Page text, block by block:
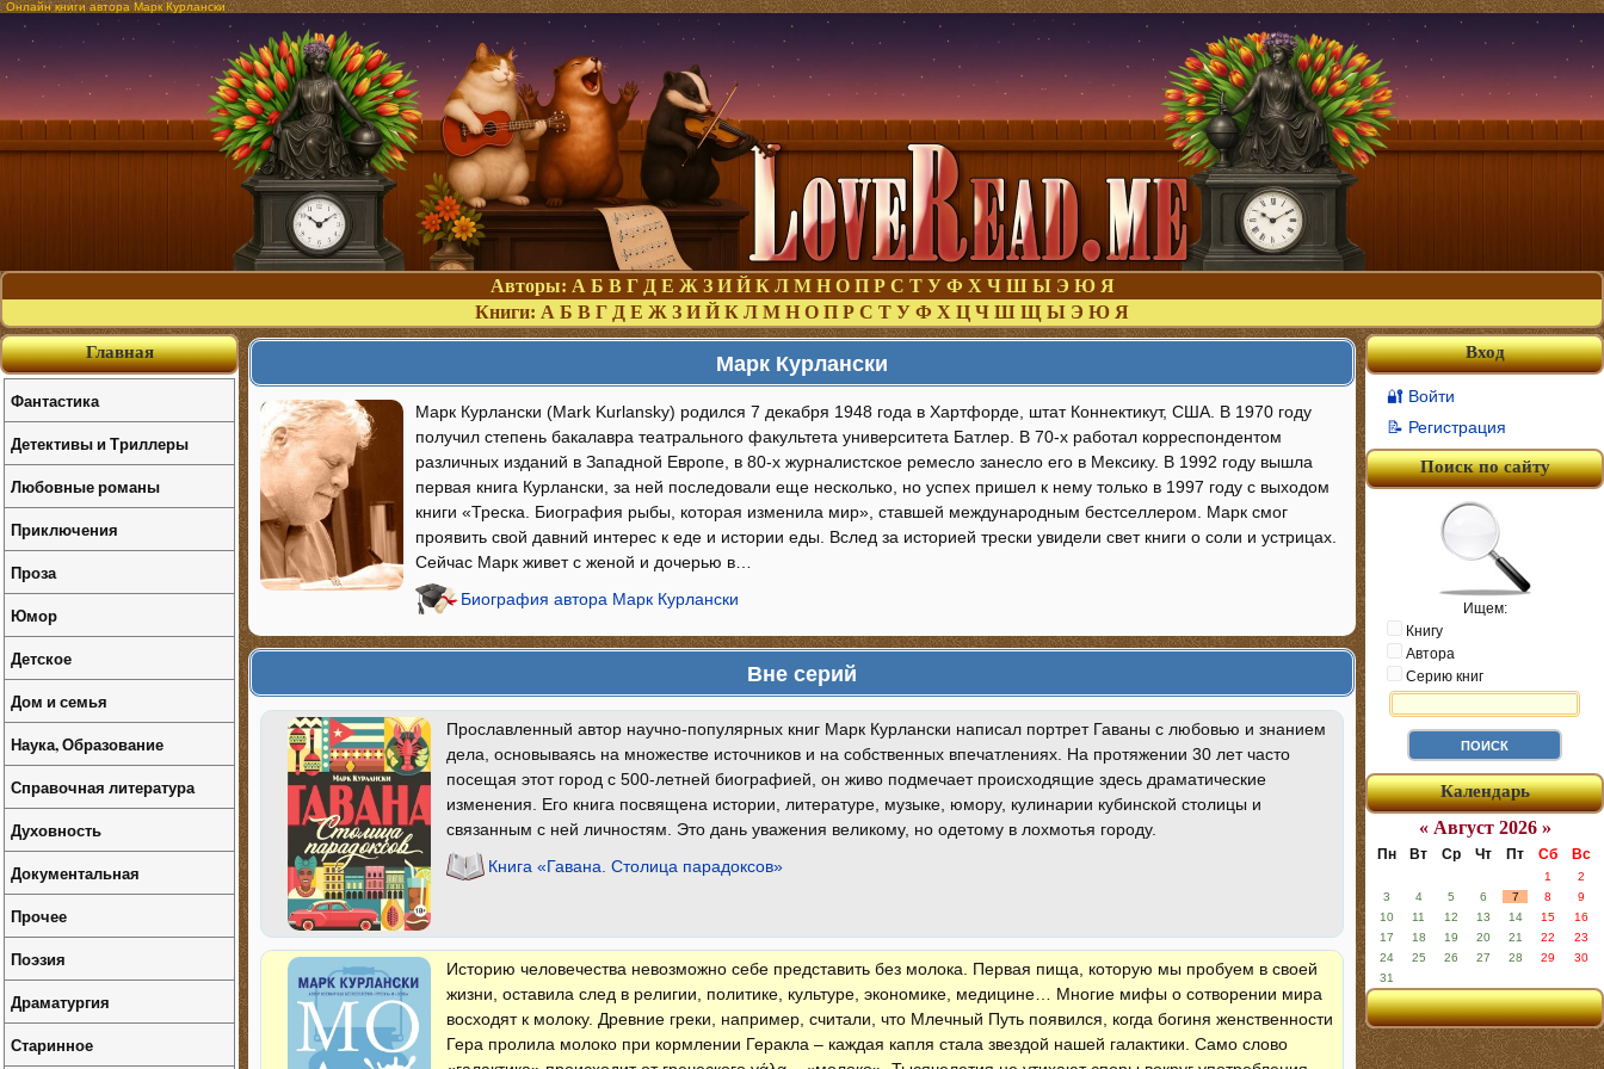
Онлайн книги автора Марк Курлански
Авторы: А Б В Г Д Е Ж З И Й К Л М Н О П Р С Т У Ф Х Ч Ш Ы Э Ю Я
Книги: А Б В Г Д Е Ж З И Й К Л М Н О П Р С Т У Ф Х Ц Ч Ш Щ Ы Э Ю Я
Марк Курлански
Марк Курлански (Mark Kurlansky) родился 7 декабря 1948 года в Хартфорде, штат Коннектикут, США. В 1970 году
получил степень бакалавра театрального факультета университета Батлер. В 70-х работал корреспондентом
различных изданий в Западной Европе, в 80-х журналистское ремесло занесло его в Мексику. В 1992 году вышла
первая книга Курлански, за ней последовали еще несколько, но успех пришел к нему только в 1997 году с выходом
книги «Треска. Биография рыбы, которая изменила мир», ставшей международным бестселлером. Марк смог
проявить свой давний интерес к еде и истории еды. Вслед за историей трески увидели свет книги о соли и устрицах.
Сейчас Марк живет с женой и дочерью в…
Биография автора Марк Курлански
Вне серий
Прославленный автор научно-популярных книг Марк Курлански написал портрет Гаваны с любовью и знанием
дела, основываясь на множестве источников и на собственных впечатлениях. На протяжении 30 лет часто
посещая этот город с 500-летней биографией, он живо подмечает происходящие здесь драматические
изменения. Его книга посвящена истории, литературе, музыке, юмору, кулинарии кубинской столицы и
связанным с ней личностям. Это дань уважения великому, но одетому в лохмотья городу.
Книга «Гавана. Столица парадоксов»
Историю человечества невозможно себе представить без молока. Первая пища, которую мы пробуем в своей
жизни, оставила след в религии, политике, культуре, экономике, медицине… Многие мифы о сотворении мира
восходят к молоку. Древние греки, например, считали, что Млечный Путь появился, когда богиня женственности
Гера пролила молоко при кормлении Геракла – каждая капля стала звездой нашей галактики. Само слово
Вход
🔐 Войти
📝 Регистрация
Поиск по сайту
Ищем:
Книгу
Автора
Серию книг
Календарь
« Август 2026 »
Пн Вт Ср Чт Пт Сб Вс
1
2
3
4 5 6 7 8
9
10
11 12 13 14 15
16
17
18 19 20 21 22
23
24
25 26 27 28 29
30
31
Главная
Фантастика
Детективы и Триллеры
Любовные романы
Приключения
Проза
Юмор
Детское
Дом и семья
Наука, Образование
Справочная литература
Духовность
Документальная
Прочее
Поэзия
Драматургия
Старинное